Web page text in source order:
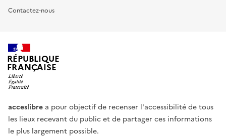
Contactez-nous
RÉPUBLIQUE
FRANÇAISE
acceslibre a pour objectif de recenser l'accessibilité de tous
les lieux recevant du public et de partager ces informations
le plus largement possible.